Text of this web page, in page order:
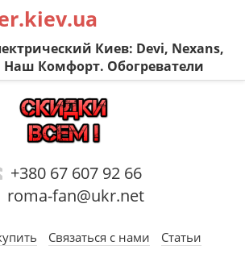
Киев: Devi, Nexans,
Наш Комфорт. Обогреватели
+380 67 607 92 66
roma-fan@ukr.net
Связаться с нами Статьи